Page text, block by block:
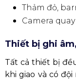
Thảm đỏ,
Camera
Thiết bị ghi
Tất cả thiết bị
khi giao và có